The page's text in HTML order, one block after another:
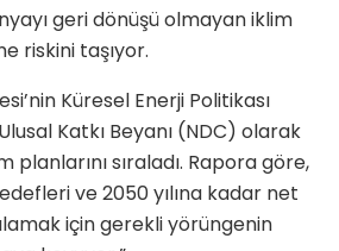
geri dönüşü olmayan iklim
riskini taşıyor.
Küresel Enerji Politikası
Katkı Beyanı (NDC) olarak
planlarını sıraladı. Rapora göre,
ve 2050 yılına kadar net
için gerekli yörüngenin